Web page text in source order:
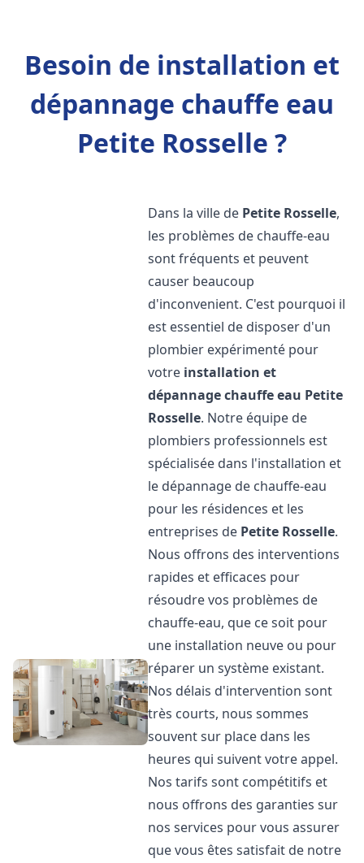
Besoin de installation et
dépannage chauffe eau
Petite Rosselle ?
Dans la ville de Petite Rosselle,
les problèmes de chauffe-eau
sont fréquents et peuvent
causer beaucoup
d'inconvenient. C'est pourquoi il
est essentiel de disposer d'un
plombier expérimenté pour
votre installation et
dépannage chauffe eau Petite
Rosselle. Notre équipe de
plombiers professionnels est
spécialisée dans l'installation et
le dépannage de chauffe-eau
pour les résidences et les
entreprises de Petite Rosselle.
Nous offrons des interventions
rapides et efficaces pour
résoudre vos problèmes de
chauffe-eau, que ce soit pour
une installation neuve ou pour
réparer un système existant.
Nos délais d'intervention sont
très courts, nous sommes
souvent sur place dans les
heures qui suivent votre appel.
Nos tarifs sont compétitifs et
nous offrons des garanties sur
nos services pour vous assurer
que vous êtes satisfait de notre